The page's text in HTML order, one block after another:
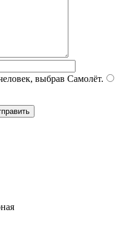
выбрав Самолёт.